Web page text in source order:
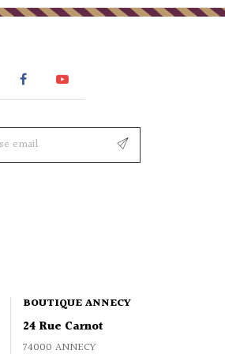
Instagram Facebook
BOUTIQUE ANNECY
24 Rue Carnot
74000 ANNECY